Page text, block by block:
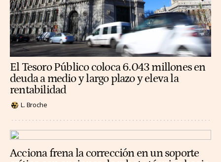
El Tesoro Público coloca 6.043 millones en
deuda a medio y largo plazo y eleva la
rentabilidad
L. Broche
Acciona frena la corrección en un soporte